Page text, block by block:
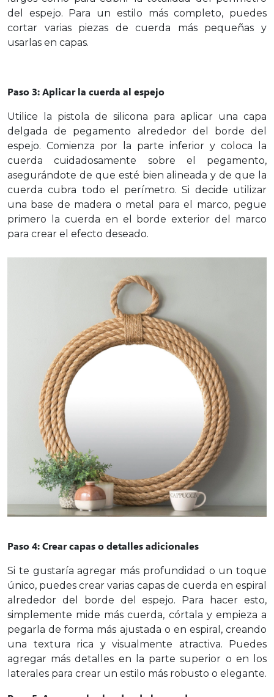
del espejo. Para un estilo más completo, puedes
cortar varias piezas de cuerda más pequeñas y
usarlas en capas.
Paso 3: Aplicar la cuerda al espejo
Utilice la pistola de silicona para aplicar una capa
delgada de pegamento alrededor del borde del
espejo. Comienza por la parte inferior y coloca la
cuerda cuidadosamente sobre el pegamento,
asegurándote de que esté bien alineada y de que la
cuerda cubra todo el perímetro. Si decide utilizar
una base de madera o metal para el marco, pegue
primero la cuerda en el borde exterior del marco
para crear el efecto deseado.
Paso 4: Crear capas o detalles adicionales
Si te gustaría agregar más profundidad o un toque
único, puedes crear varias capas de cuerda en espiral
alrededor del borde del espejo. Para hacer esto,
simplemente mide más cuerda, córtala y empieza a
pegarla de forma más ajustada o en espiral, creando
una textura rica y visualmente atractiva. Puedes
agregar más detalles en la parte superior o en los
laterales para crear un estilo más robusto o elegante.